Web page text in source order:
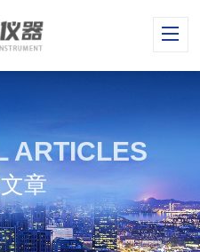
ARTICLES
章